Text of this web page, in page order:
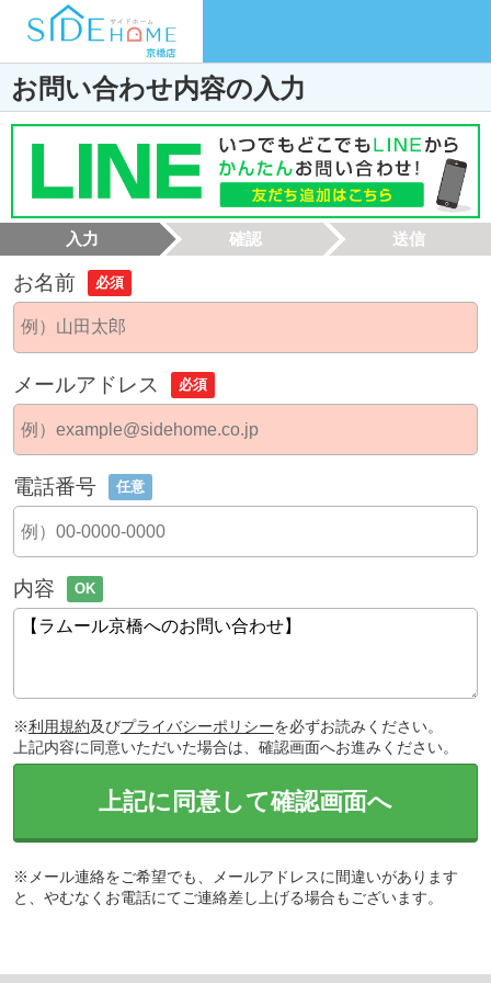
お問い合わせ内容の入力
入力 確認 送信
お名前 必須
メールアドレス 必須
電話番号 任意
内容 OK
※利用規約及びプライバシーポリシーを必ずお読みください。
上記内容に同意いただいた場合は、確認画面へお進みください。
上記に同意して確認画面へ
※メール連絡をご希望でも、メールアドレスに間違いがあります
と、やむなくお電話にてご連絡差し上げる場合もございます。